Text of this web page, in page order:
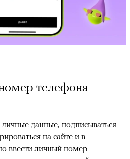
телефона
данные, подписываться
на сайте и в
ввести личный номер